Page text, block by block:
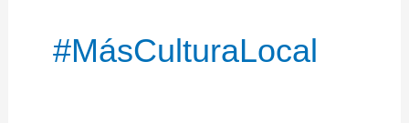
#MásCulturaLocal